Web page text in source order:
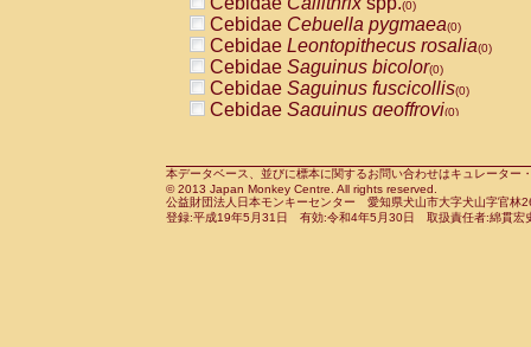
CercopithecidaeCercocebus
CercopithecidaeCercocebus
CercopithecidaeCercocebus
CercopithecidaeCercocebus
CercopithecidaeCercocebushybrid
CercopithecidaePapio anubis(0)
CercopithecidaePapio cynocephalus
CercopithecidaePapio hamadryas(0)
(0)
Cebidae Cebuella pygmaea(0)
Cebidae Leontopithecus rosalia(0)
Cebidae Saguinus bicolor(0)
Cebidae Saguinus fuscicollis(0)
Cebidae Saguinus geoffroyi(0)
CebidaeSaguinus leucopus(0)
CebidaeSaguinus midas(0)
Cebidae Saguinus mystax(0)
本データベース、並びに標本に関するお問い合わせはキュレータ
© 2013 Japan Monkey Centre. All rights reserved.
公益財団法人日本モンキーセンター 愛知県犬山市大字犬山字官
登録:平成19年5月31日 有効:令和4年5月30日 取扱責任者:綿貫宏